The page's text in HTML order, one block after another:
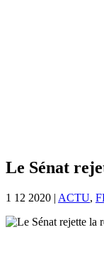
Le Sénat
1 12 2020 | ACTU,